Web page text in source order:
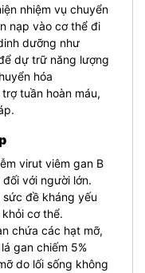
nhiệm vụ chuyển
nạp vào cơ thể đi
dưỡng như
dự trữ năng lượng
hóa
tuần hoàn máu,
virut viêm gan B
với người lớn.
đề kháng yếu
cơ thể.
chứa các hạt mỡ,
gan chiếm 5%
do lối sống không